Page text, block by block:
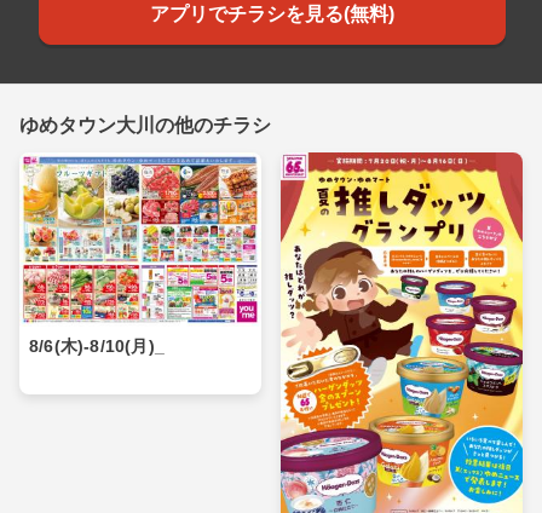
アプリでチラシを見る(無料)
ゆめタウン大川の他のチラシ
8/6(木)-8/10(月)_